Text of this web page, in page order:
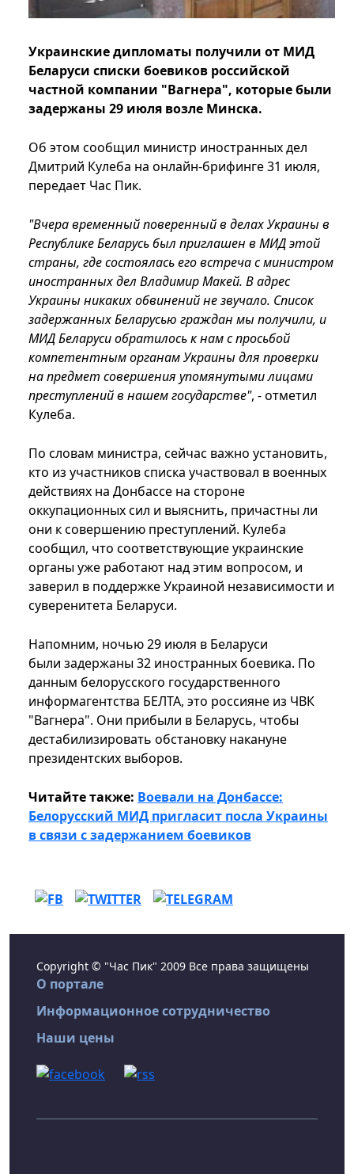
Украинские дипломаты получили от МИД
Беларуси списки боевиков российской
частной компании "Вагнера", которые были
задержаны 29 июля возле Минска.
Об этом сообщил министр иностранных дел
Дмитрий Кулеба на онлайн-брифинге 31 июля,
передает Час Пик.
"Вчера временный поверенный в делах Украины в
Республике Беларусь был приглашен в МИД этой
страны, где состоялась его встреча с министром
иностранных дел Владимир Макей. В адрес
Украины никаких обвинений не звучало. Список
задержанных Беларусью граждан мы получили, и
МИД Беларуси обратилось к нам с просьбой
компетентным органам Украины для проверки
на предмет совершения упомянутыми лицами
преступлений в нашем государстве", - отметил
Кулеба.
По словам министра, сейчас важно установить,
кто из участников списка участвовал в военных
действиях на Донбассе на стороне
оккупационных сил и выяснить, причастны ли
они к совершению преступлений. Кулеба
сообщил, что соответствующие украинские
органы уже работают над этим вопросом, и
заверил в поддержке Украиной независимости и
суверенитета Беларуси.
Напомним, ночью 29 июля в Беларуси
были задержаны 32 иностранных боевика. По
данным белорусского государственного
информагентства БЕЛТА, это россияне из ЧВК
"Вагнера". Они прибыли в Беларусь, чтобы
дестабилизировать обстановку накануне
президентских выборов.
Читайте также: Воевали на Донбассе:
Белорусский МИД пригласит посла Украины
в связи с задержанием боевиков
Copyright © "Час Пик" 2009 Все права защищены
О портале
Информационное сотрудничество
Наши цены